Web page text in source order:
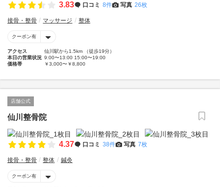
3.83 口コミ 8件 写真 26枚
接骨・整骨 マッサージ 整体
クーポン有
アクセス
仙川駅から1.5km （徒歩19分）
本日の営業状況 9:00〜13:00 15:00〜19:00
価格帯
￥3,000〜￥8,800
店舗公式
仙川整骨院
4.37 口コミ 38件 写真 7枚
接骨・整骨 整体 鍼灸
クーポン有